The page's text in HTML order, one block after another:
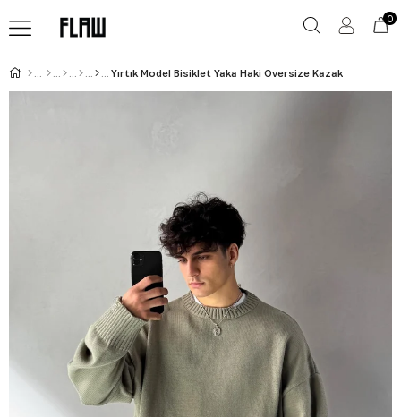
0
Yırtık Model Bisiklet Yaka Haki Oversize Kazak